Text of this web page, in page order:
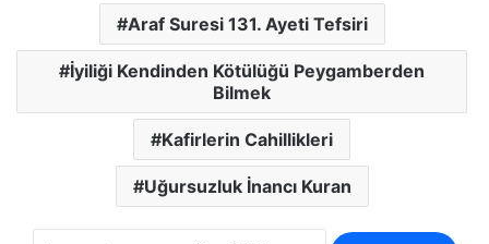
Araf Suresi 131. Ayeti Tefsiri
İyiliği Kendinden Kötülüğü Peygamberden
Bilmek
Kafirlerin Cahillikleri
Uğursuzluk İnancı Kuran